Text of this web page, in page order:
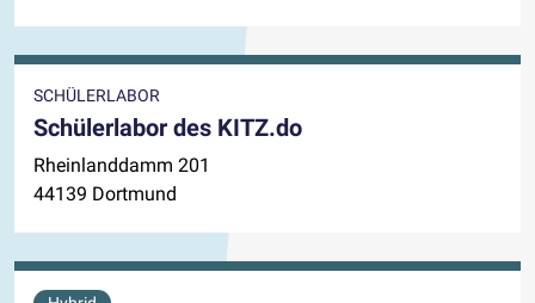
SCHÜLERLABOR
Schülerlabor des KITZ.do
Rheinlanddamm 201
44139 Dortmund